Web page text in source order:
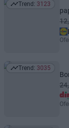
Trend: 3123
Trend: 3123
Trend: 3035
Trend: 3035